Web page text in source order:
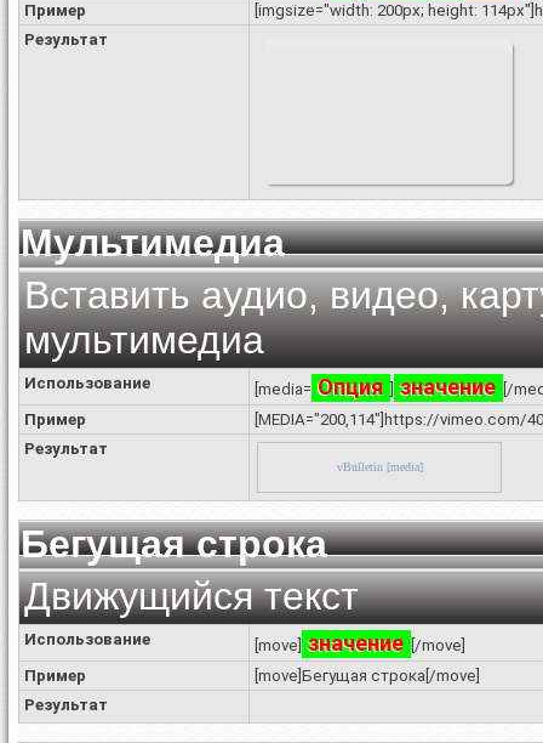
Пример
[imgsize="width: 200px; height:
Результат
Мультимедиа
Вставить аудио, видео,
мультимедиа
Использование [media= Опция значение [/
Пример
[MEDIA="200,114"]https://vimeo.com/
Результат
vBulletin [media]
Бегущая строка
Движущийся текст
Использование [move] значение [/move]
Пример
[move]Бегущая строка[/move]
Результат